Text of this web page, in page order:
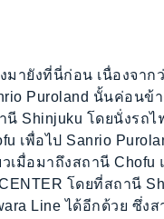
ายังที่นี่ก่อน เนื่องจาก
Puroland นั้นค่อนข้า
Shinjuku โดยนั่งรถ
เพื่อไป Sanrio
วเมื่อมาถึงสถานี
โดยที่สถานี
Line ได้อีกด้วย ซึ่ง